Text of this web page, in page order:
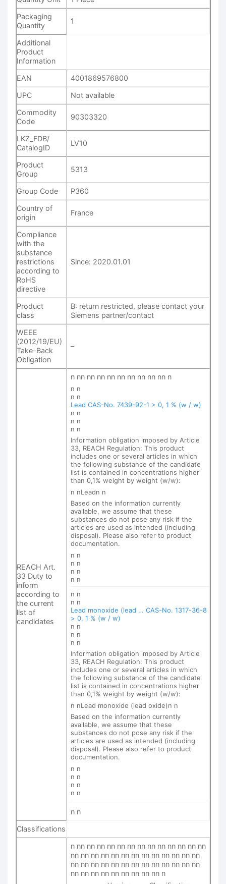
Packaging
Quantity
1
Additional
Product
Information
EAN
4001869576800
UPC
Not available
Commodity
Code
90303320
LKZ_FDB/
CatalogID
LV10
Product
Group
5313
Group Code
P360
Country of
origin
France
Compliance
with the
substance
restrictions
according to
RoHS
directive
Since: 2020.01.01
Product
class
B: return restricted, please contact your
Siemens partner/contact
WEEE
(2012/19/EU)
Take-Back
Obligation
–
REACH Art.
33 Duty to
inform
according to
the current
list of
candidates
n nn nn nn nn nn nn nn nn nn n
n n
n n
Lead CAS-No. 7439-92-1 > 0, 1 % (w / w)
n n
n n
n n
Information obligation imposed by Article
33, REACH Regulation: This product
includes one or several articles in which
the following substance of the candidate
list is contained in concentrations higher
than 0,1% weight by weight (w/w):
n nLeadn n
Based on the information currently
available, we assume that these
substances do not pose any risk if the
articles are used as intended (including
disposal). Please also refer to product
documentation.
n n
n n
n n
n n
n n
n n
Lead monoxide (lead … CAS-No. 1317-36-8
> 0, 1 % (w / w)
n n
n n
n n
Information obligation imposed by Article
33, REACH Regulation: This product
includes one or several articles in which
the following substance of the candidate
list is contained in concentrations higher
than 0,1% weight by weight (w/w):
n nLead monoxide (lead oxide)n n
Based on the information currently
available, we assume that these
substances do not pose any risk if the
articles are used as intended (including
disposal). Please also refer to product
documentation.
n n
n n
n n
n n
n n
Classifications
n nn nn nn nn nn nn nn nn nn nn nn nn nn
nn nn nn nn nn nn nn nn nn nn nn nn nn
nn nn nn nn nn nn nn nn nn nn nn nn nn
nn nn nn nn nn nn nn nn nn n